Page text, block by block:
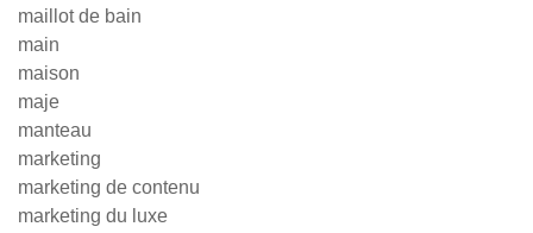
maillot de bain
main
maison
maje
manteau
marketing
marketing de contenu
marketing du luxe